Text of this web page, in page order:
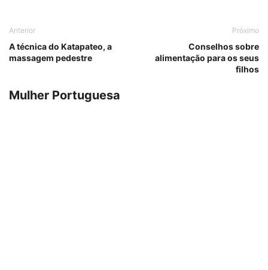
Anterior
A técnica do Katapateo, a
massagem pedestre
Próximo
Conselhos sobre
alimentação para os seus
filhos
Mulher Portuguesa